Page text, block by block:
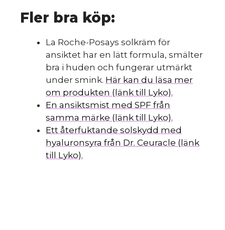
Fler bra köp:
La Roche-Posays solkräm för
ansiktet har en lätt formula, smälter
bra i huden och fungerar utmärkt
under smink. Här kan du läsa mer
om produkten (länk till Lyko).
En ansiktsmist med SPF från
samma märke (länk till Lyko).
Ett återfuktande solskydd med
hyaluronsyra från Dr. Ceuracle (länk
till Lyko).